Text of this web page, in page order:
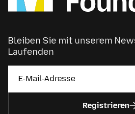
Bleiben Sie mit unserem
Laufenden
Registrieren